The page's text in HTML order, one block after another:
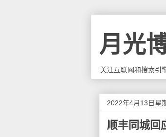
月光
关注互联网和搜索引
2022年4月13日星
顺丰同城回